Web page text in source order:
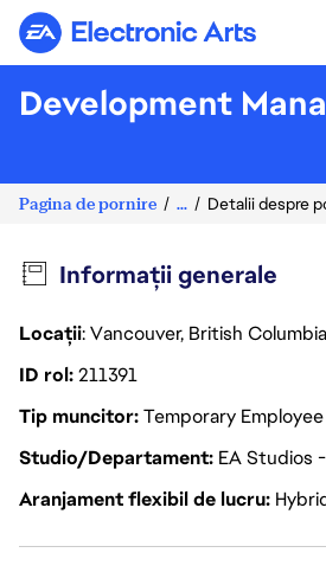
Electronic Arts
Development
Pagina de pornire ... Detalii despre
Informații generale
Locații: Vancouver, British
ID rol211391
Tip muncitorTemporary Employee
Studio/Departament EA Studios
Aranjament flexibil de lucru